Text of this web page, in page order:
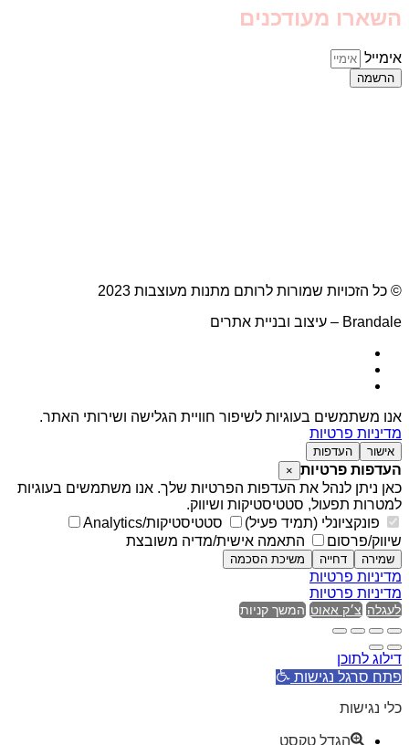
השארו מעודכנים
אימייל
הרשמה
© כל הזכויות שמורות לרותם מתנות מעוצבות 2023
Brandale – עיצוב ובניית אתרים
אנו משתמשים בעוגיות לשיפור חוויית הגלישה ושירותי האתר.
מדיניות פרטיות
אישור העדפות
העדפות פרטיות ×
כאן ניתן לנהל את העדפות הפרטיות שלך. אנו משתמשים בעוגיות
למטרות תפעול, סטטיסטיקות ושיווק.
פונקציונלי (תמיד פעיל)
סטטיסטיקות/Analytics
שיווק/פרסום
התאמה אישית/מדיה משובצת
שמירה דחייה משיכת הסכמה
מדיניות פרטיות
מדיניות פרטיות
לעגלה צ׳ק אאוט המשך קניות
דילוג לתוכן
פתח סרגל נגישות
כלי נגישות
הגדל טקסט